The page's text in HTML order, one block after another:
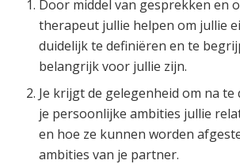
Door middel van gesprekken en
therapeut jullie helpen om jullie
duidelijk te definiëren en te
belangrijk voor jullie zijn.
Je krijgt de gelegenheid om na
je persoonlijke ambities jullie
en hoe ze kunnen worden
ambities van je partner.